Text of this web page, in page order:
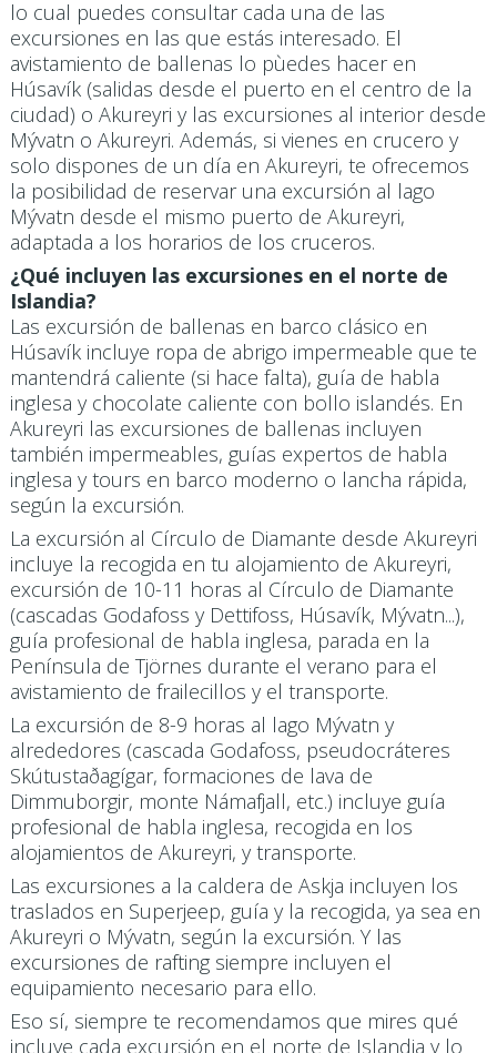
lo cual puedes consultar cada una de las
excursiones en las que estás interesado. El
avistamiento de ballenas lo pùedes hacer en
Húsavík (salidas desde el puerto en el centro de la
ciudad) o Akureyri y las excursiones al interior desde
Mývatn o Akureyri. Además, si vienes en crucero y
solo dispones de un día en Akureyri, te ofrecemos
la posibilidad de reservar una excursión al lago
Mývatn desde el mismo puerto de Akureyri,
adaptada a los horarios de los cruceros.
¿Qué incluyen las excursiones en el norte de
Islandia?
Las excursión de ballenas en barco clásico en
Húsavík incluye ropa de abrigo impermeable que te
mantendrá caliente (si hace falta), guía de habla
inglesa y chocolate caliente con bollo islandés. En
Akureyri las excursiones de ballenas incluyen
también impermeables, guías expertos de habla
inglesa y tours en barco moderno o lancha rápida,
según la excursión.
La excursión al Círculo de Diamante desde Akureyri
incluye la recogida en tu alojamiento de Akureyri,
excursión de 10-11 horas al Círculo de Diamante
(cascadas Godafoss y Dettifoss, Húsavík, Mývatn...),
guía profesional de habla inglesa, parada en la
Península de Tjörnes durante el verano para el
avistamiento de frailecillos y el transporte.
La excursión de 8-9 horas al lago Mývatn y
alrededores (cascada Godafoss, pseudocráteres
Skútustaðagígar, formaciones de lava de
Dimmuborgir, monte Námafjall, etc.) incluye guía
profesional de habla inglesa, recogida en los
alojamientos de Akureyri, y transporte.
Las excursiones a la caldera de Askja incluyen los
traslados en Superjeep, guía y la recogida, ya sea en
Akureyri o Mývatn, según la excursión. Y las
excursiones de rafting siempre incluyen el
equipamiento necesario para ello.
Eso sí, siempre te recomendamos que mires qué
incluye cada excursión en el norte de Islandia y lo